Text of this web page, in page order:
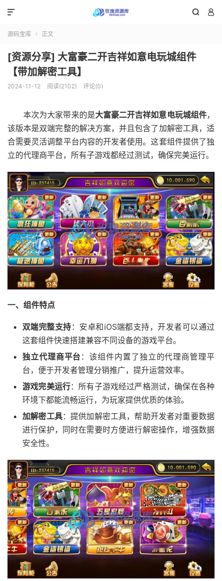
 

源码宝库  正文
[资源分享] 大富豪二开吉祥如意电玩城组件
【带加解密工具】
2024-11-12 阅读(2102) 评论(0)
本次为大家带来的是大富豪二开吉祥如意电玩城组件，
该版本是双端完整的解决方案，并且包含了加解密工具，适
合需要灵活调整平台内容的开发者使用。这套组件提供了独
立的代理商平台，所有子游戏都经过测试，确保完美运行。
一、组件特点
双端完整支持 ：安卓和iOS端都支持，开发者可以通过
这套组件快速搭建兼容不同设备的游戏平台。
独立代理商平台 ：该组件内置了独立的代理商管理平
台，便于开发者管理分销推广，提升运营效率。
游戏完美运行：所有子游戏经过严格测试，确保在各种
环境下都能流畅运行，为玩家提供优质的体验。
加解密工具：提供加解密工具，帮助开发者对重要数据
进行保护，同时在需要时方便进行解密操作，增强数据
安全性。